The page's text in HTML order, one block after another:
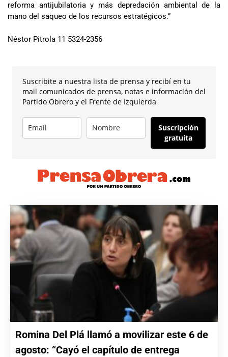
reforma antijubilatoria y más depredación ambiental de la
mano del saqueo de los recursos estratégicos.”
Néstor Pitrola 11 5324-2356
Suscribite a nuestra lista de prensa y recibí en tu
mail comunicados de prensa, notas e información del
Partido Obrero y el Frente de Izquierda
Suscripción
gratuita
Romina Del Plá llamó a movilizar este 6 de
agosto: “Cayó el capítulo de entrega